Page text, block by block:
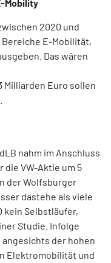
Mobility
2020 und
E-Mobilität,
Das wären
Euro sollen
nahm im Anschluss
die VW-Aktie um 5
der Wolfsburger
dastehe als viele
kein Selbstläufer,
Studie. Infolge
der hohen
Elektromobilität und